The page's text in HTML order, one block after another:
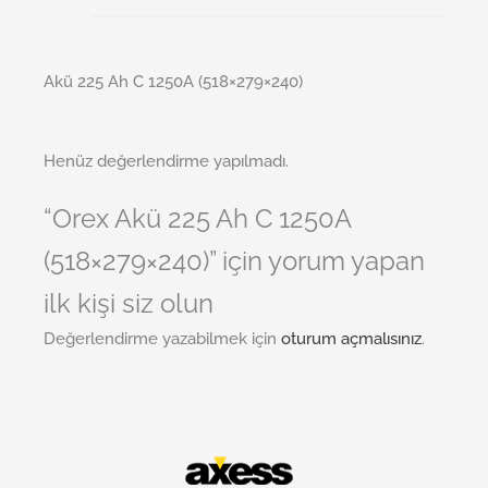
Akü 225 Ah C 1250A (518×279×240)
Henüz değerlendirme yapılmadı.
“Orex Akü 225 Ah C 1250A
(518×279×240)” için yorum yapan
ilk kişi siz olun
Değerlendirme yazabilmek için oturum açmalısınız.